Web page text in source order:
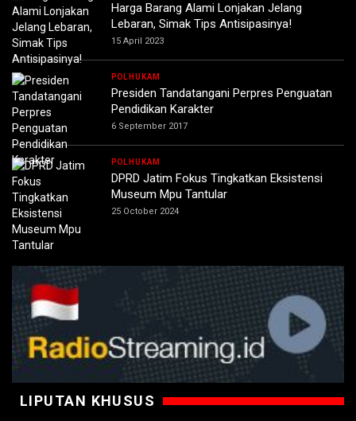
Harga Barang Alami Lonjakan Jelang
Lebaran, Simak Tips Antisipasinya!
15 April 2023
POLHUKAM
Presiden Tandatangani Perpres Penguatan
Pendidikan Karakter
6 September 2017
POLHUKAM
DPRD Jatim Fokus Tingkatkan Eksistensi
Museum Mpu Tantular
25 October 2024
LIPUTAN KHUSUS